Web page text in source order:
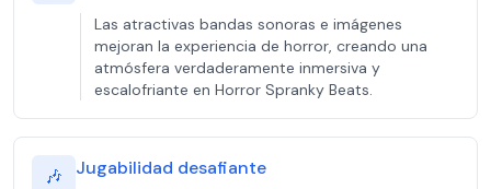
Las atractivas bandas sonoras e imágenes
mejoran la experiencia de horror, creando una
atmósfera verdaderamente inmersiva y
escalofriante en Horror Spranky Beats.
🎶 Jugabilidad desafiante